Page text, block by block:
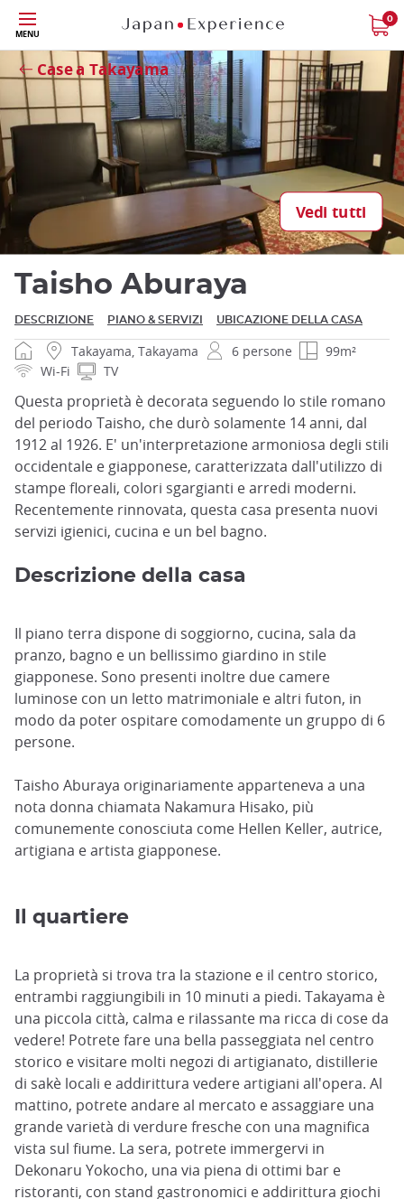
Skip
to
main
content
MENU
0
Case a Takayama
Vedi tutti
Close
Taisho Aburaya
DESCRIZIONE PIANO & SERVIZI UBICAZIONE DELLA CASA
Takayama, Takayama 6 persone
99m²
Wi-Fi
TV
Questa proprietà è decorata seguendo lo stile romano
del periodo Taisho, che durò solamente 14 anni, dal
1912 al 1926. E' un'interpretazione armoniosa degli stili
occidentale e giapponese, caratterizzata dall'utilizzo di
stampe floreali, colori sgargianti e arredi moderni.
Recentemente rinnovata, questa casa presenta nuovi
servizi igienici, cucina e un bel bagno.
Descrizione della casa
Il piano terra dispone di soggiorno, cucina, sala da
pranzo, bagno e un bellissimo giardino in stile
giapponese. Sono presenti inoltre due camere
luminose con un letto matrimoniale e altri futon, in
modo da poter ospitare comodamente un gruppo di 6
persone.
Taisho Aburaya originariamente apparteneva a una
nota donna chiamata Nakamura Hisako, più
comunemente conosciuta come Hellen Keller, autrice,
artigiana e artista giapponese.
Il quartiere
La proprietà si trova tra la stazione e il centro storico,
entrambi raggiungibili in 10 minuti a piedi. Takayama è
una piccola città, calma e rilassante ma ricca di cose da
vedere! Potrete fare una bella passeggiata nel centro
storico e visitare molti negozi di artigianato, distillerie
di sakè locali e addirittura vedere artigiani all'opera. Al
mattino, potrete andare al mercato e assaggiare una
grande varietà di verdure fresche con una magnifica
vista sul fiume. La sera, potrete immergervi in
Dekonaru Yokocho, una via piena di ottimi bar e
ristoranti, con stand gastronomici e addirittura giochi
Chiudi